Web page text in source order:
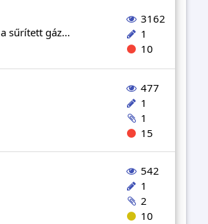
sűrített gáz...
3162
1
10
477
1
1
15
542
1
2
10